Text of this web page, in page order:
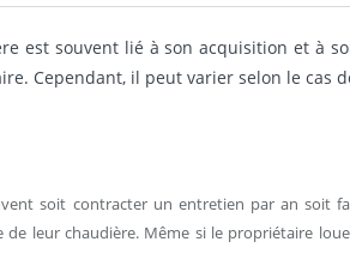
est souvent lié à son acquisition et à
Cependant, il peut varier selon le cas
soit contracter un entretien par an soit
leur chaudière. Même si le propriétaire